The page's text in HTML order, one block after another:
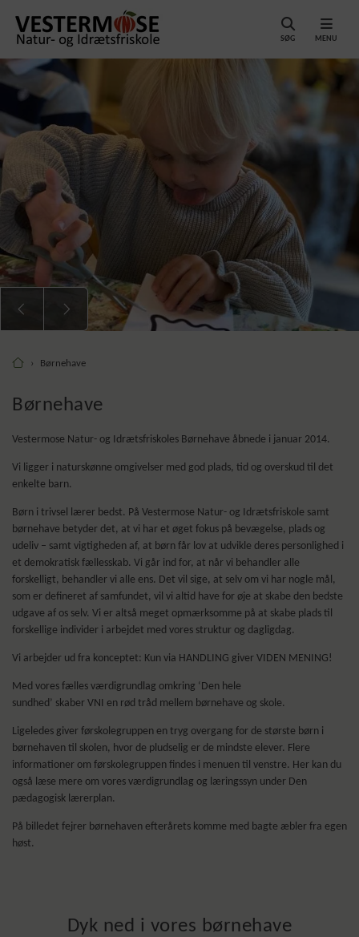
SØG MENU
› Børnehave
Børnehave
Vestermose Natur- og Idrætsfriskoles Børnehave åbnede i januar 2014.
Vi ligger i naturskønne omgivelser med god plads, tid og overskud til det
enkelte barn.
Børn i trivsel lærer bedst. På Vestermose Natur- og Idrætsfriskole samt
børnehave betyder det, at vi har et øget fokus på bevægelse, plads og
udeliv – samt vigtigheden af, at børn får lov at udvikle deres personlighed i
et demokratisk fællesskab. Vi går ind for, at når vi behandler alle
forskelligt, behandler vi alle ens. Det vil sige, at selv om vi har nogle mål,
som er defineret af samfundet, vil vi altid have for øje at skabe den bedste
udgave af os selv. Vi er altså meget opmærksomme på at skabe plads til
forskellige individer i arbejdet med vores struktur og dagligdag.
Vi arbejder ud fra konceptet: Kun via HANDLING giver VIDEN MENING!
Med vores fælles værdigrundlag omkring ‘Den hele
sundhed’ skaber VNI en rød tråd mellem børnehave og skole.
Ligeledes giver førskolegruppen en tryg overgang for de største børn i
børnehaven til skolen, hvor de pludselig er de mindste elever. Flere
informationer om førskolegruppen findes i menuen til venstre. Her kan du
også læse mere om vores værdigrundlag og læringssyn under Den
pædagogisk lærerplan.
På billedet fejrer børnehaven efterårets komme med bagte æbler fra egen
høst.
Dyk ned i vores børnehave